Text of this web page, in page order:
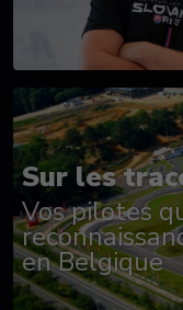
Sur les
Vos pilotes
en Belgique